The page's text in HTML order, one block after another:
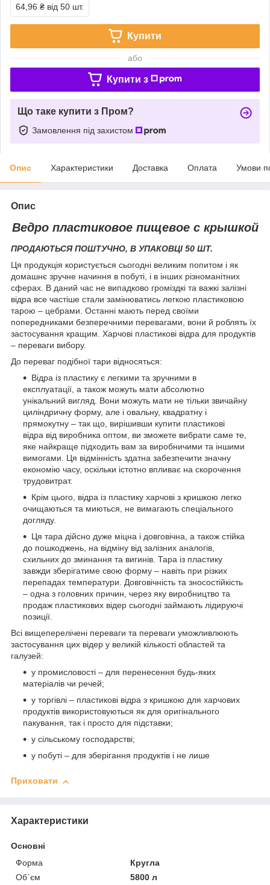
64,96 ₴ від 50 шт.
Купити
або
Купити з
Що таке купити з Пром?
Замовлення під захистом
Опис Характеристики Доставка Оплата Умови
Опис
Ведро пластиковое пищевое с крышкой
ПРОДАЮТЬСЯ ПОШТУЧНО, В УПАКОВЦІ 50 ШТ.
Ця продукція користується сьогодні великим попитом і як
домашнє зручне начиння в побуті, і в інших різноманітних
сферах. В даний час не випадково громіздкі та важкі залізні
відра все частіше стали замінюватись легкою пластиковою
тарою – цебрами. Останні мають перед своїми
попередниками безперечними перевагами, вони й роблять їх
застосування кращим. Харчові пластикові відра для продуктів
– переваги вибору.
До переваг подібної тари відносяться:
Відра із пластику є легкими та зручними в
експлуатації, а також можуть мати абсолютно
унікальний вигляд. Вони можуть мати не тільки звичайну
циліндричну форму, але і овальну, квадратну і
прямокутну – так що, вирішивши купити пластикові
відра від виробника оптом, ви зможете вибрати саме те,
яке найкраще підходить вам за виробничими та іншими
вимогами. Ця відмінність здатна забезпечити значну
економію часу, оскільки істотно впливає на скорочення
трудовитрат.
Крім цього, відра із пластику харчові з кришкою легко
очищаються та миються, не вимагають спеціального
догляду.
Ця тара дійсно дуже міцна і довговічна, а також стійка
до пошкоджень, на відміну від залізних аналогів,
схильних до зминання та вигинів. Тара із пластику
завжди зберігатиме свою форму – навіть при різких
перепадах температури. Довговічність та зносостійкість
– одна з головних причин, через яку виробництво та
продаж пластикових відер сьогодні займають лідируючі
позиції.
Всі вищеперелічені переваги та переваги уможливлюють
застосування цих відер у великій кількості областей та
галузей:
у промисловості – для перенесення будь-яких
матеріалів чи речей;
у торгівлі – пластикові відра з кришкою для харчових
продуктів використовуються як для оригінального
пакування, так і просто для підставки;
у сільському господарстві;
у побуті – для зберігання продуктів і не лише
Приховати
Характеристики
Основні
Форма
Кругла
Об`єм
5800 л